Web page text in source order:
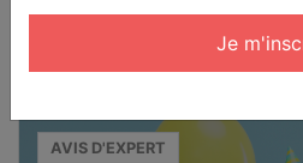
AVIS D'EXPERT
Je